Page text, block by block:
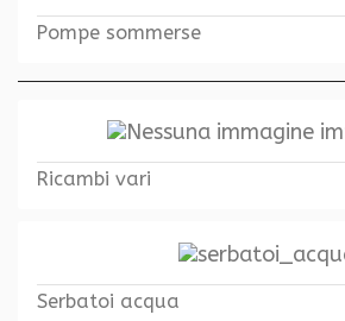
Pompe sommerse
Ricambi vari
Serbatoi acqua